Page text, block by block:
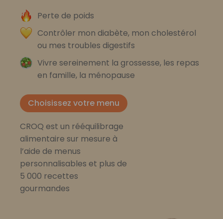
Perte de poids
Contrôler mon diabète, mon cholestérol
ou mes troubles digestifs
Vivre sereinement la grossesse, les repas
en famille, la ménopause
Choisissez votre menu
CROQ est un rééquilibrage
alimentaire sur mesure à
l’aide de menus
personnalisables et plus de
5 000 recettes
gourmandes